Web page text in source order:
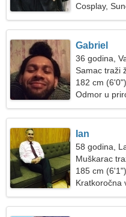
Cosplay,
Gabriel
36 godina,
Samac traži
182 cm
Odmor u
Ian
58 godina,
Muškarac
185 cm
Kratkoročna